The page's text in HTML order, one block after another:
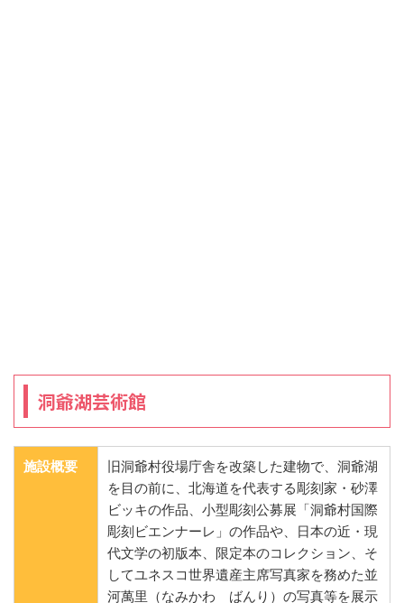
洞爺湖芸術館
施設概要
旧洞爺村役場庁舎を改築した建物で、洞爺湖
を目の前に、北海道を代表する彫刻家・砂澤
ビッキの作品、小型彫刻公募展「洞爺村国際
彫刻ビエンナーレ」の作品や、日本の近・現
代文学の初版本、限定本のコレクション、そ
してユネスコ世界遺産主席写真家を務めた並
河萬里（なみかわ ばんり）の写真等を展示